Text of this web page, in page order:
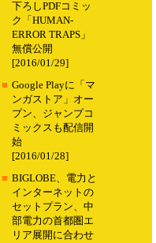
下ろしPDFコミッ
ク「HUMAN-
ERROR TRAPS」
無償公開
[2016/01/29]
■ Google Playに「マ
ンガストア」オー
プン、ジャンプコ
ミックスも配信開
始
[2016/01/28]
■ BIGLOBE、電力と
インターネットの
セットプラン、中
部電力の首都圏エ
リア展開に合わせ